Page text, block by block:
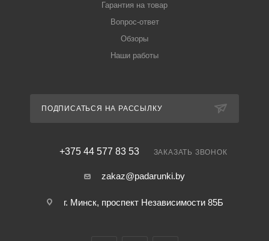
Гарантия на товар
Вопрос-ответ
Обзоры
Наши работы
ПОДПИСАТЬСЯ НА РАССЫЛКУ
+375 44 577 83 53 ЗАКАЗАТЬ ЗВОНОК
zakaz@padarunki.by
г. Минск, проспект Независимости 85Б